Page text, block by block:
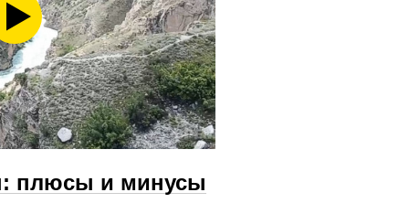
плюсы и минусы